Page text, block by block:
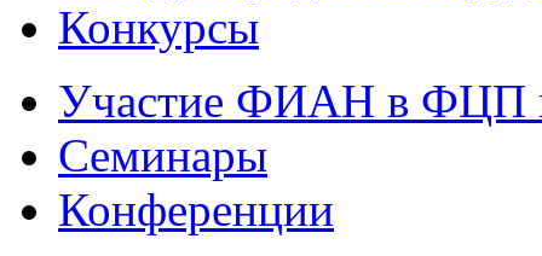
Конкурсы
Участие ФИАН в ФЦП
Семинары
Конференции